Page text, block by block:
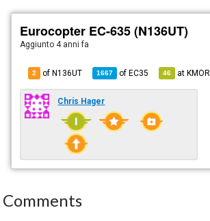
Eurocopter EC-635 (N136UT)
Aggiunto 4 anni fa
2 of N136UT 1667 ofEC35 46 atKMOR
Chris Hager
Comments